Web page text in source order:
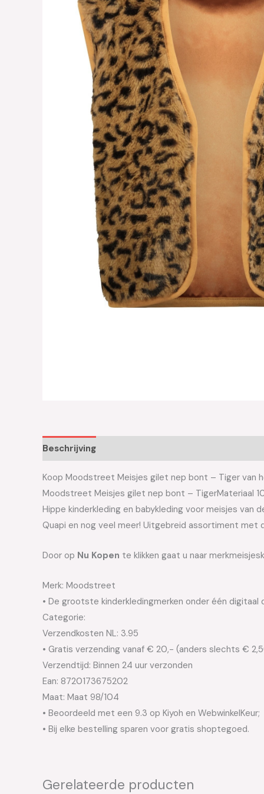
Beschrijving
Koop Moodstreet Meisjes gilet nep bont – Tiger van
Moodstreet Meisjes gilet nep bont – TigerMateriaal
Hippe kinderkleding en babykleding voor meisjes van
Quapi en nog veel meer! Uitgebreid assortiment
Door op Nu Kopen te klikken gaat u naar
Merk: Moodstreet
• De grootste kinderkledingmerken onder één digitaal
Categorie:
Verzendkosten NL: 3.95
• Gratis verzending vanaf € 20,- (anders slechts €
Verzendtijd: Binnen 24 uur verzonden
Ean: 8720173675202
Maat: Maat 98/104
• Beoordeeld met een 9.3 op Kiyoh en WebwinkelKeur;
• Bij elke bestelling sparen voor gratis shoptegoed.
Gerelateerde producten